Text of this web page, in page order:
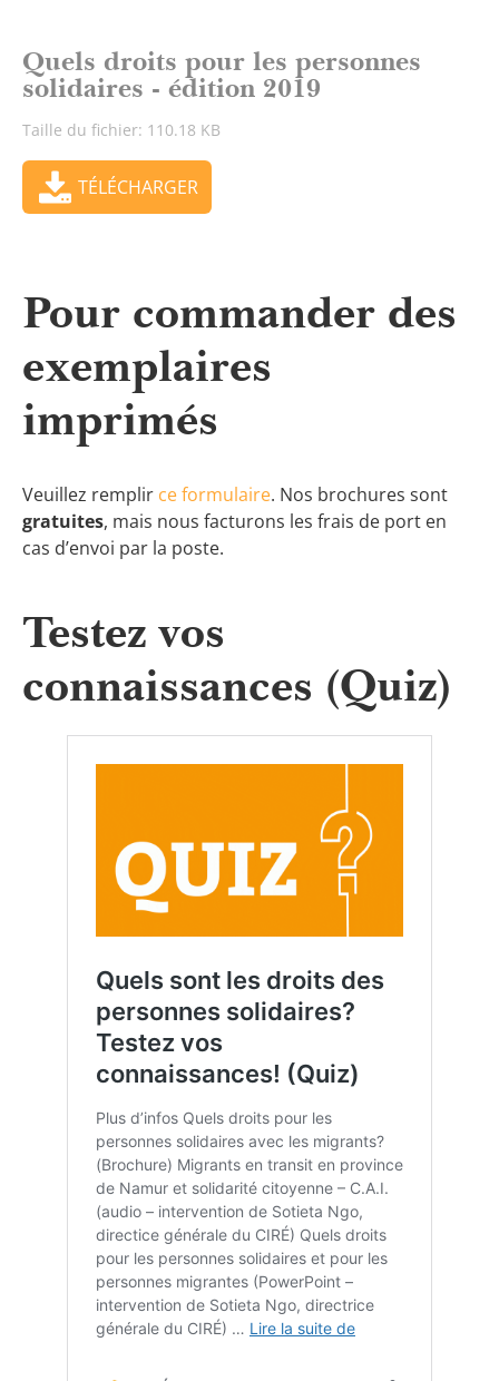
Quels droits pour les personnes
solidaires - édition 2019
Taille du fichier: 110.18 KB
TÉLÉCHARGER
Pour commander des
exemplaires
imprimés
Veuillez remplir ce formulaire. Nos brochures sont
gratuites, mais nous facturons les frais de port en
cas d’envoi par la poste.
Testez vos
connaissances (Quiz)